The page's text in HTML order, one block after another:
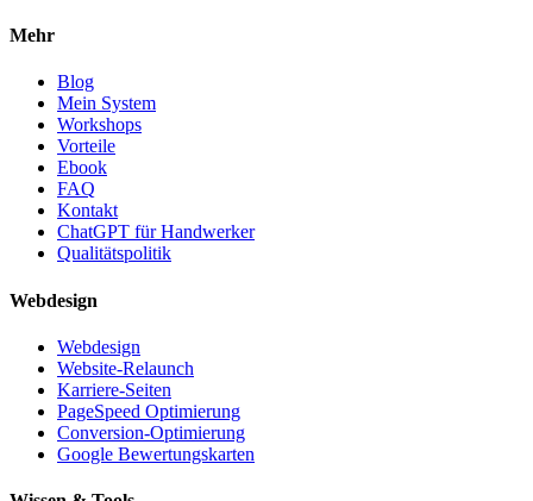
Mehr
Blog
Mein System
Workshops
Vorteile
Ebook
FAQ
Kontakt
ChatGPT für Handwerker
Qualitätspolitik
Webdesign
Webdesign
Website-Relaunch
Karriere-Seiten
PageSpeed Optimierung
Conversion-Optimierung
Google Bewertungskarten